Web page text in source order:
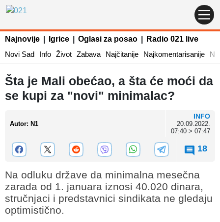
Najnovije Igrice Oglasi za posao
Radio 021 live
Novi Sad
Info Život Zabava Najčitanije Najkomentarisanije
Šta je Mali obećao, a šta će moći da
se kupi za "novi" minimalac?
Autor: N1
INFO
20.09.2022.
07:40 > 07:47
18
Na odluku države da minimalna mesečna
zarada od 1. januara iznosi 40.020 dinara,
stručnjaci i predstavnici sindikata ne gledaju
optimistično.